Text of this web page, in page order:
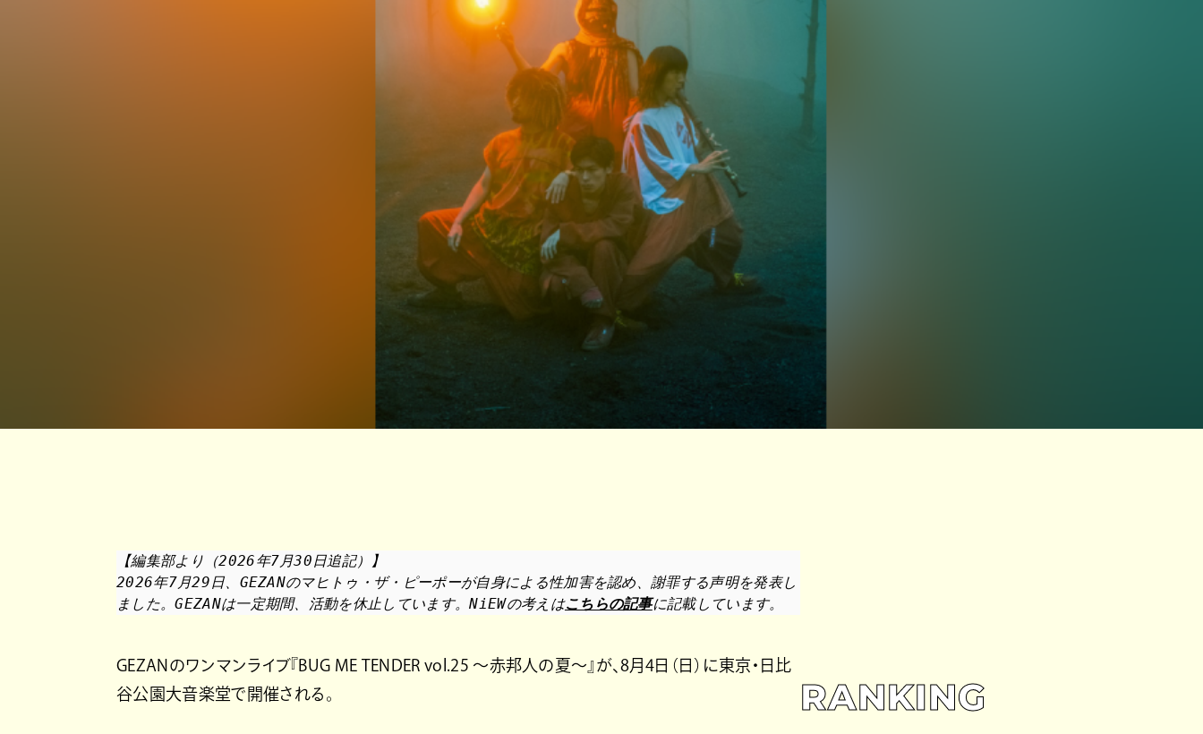
【編集部より（2026年7月30日追記）】
2026年7月29日、GEZANのマヒトゥ・ザ・ピーポーが自身による性加害を認め、謝罪する声明を発表し
ました。GEZANは一定期間、活動を休止しています。NiEWの考えはこちらの記事に記載しています。
GEZANのワンマンライブ『BUG ME TENDER vol.25 ～赤邦人の夏～』が、8月4日（日）に東京・日比
谷公園大音楽堂で開催される。
RANKING